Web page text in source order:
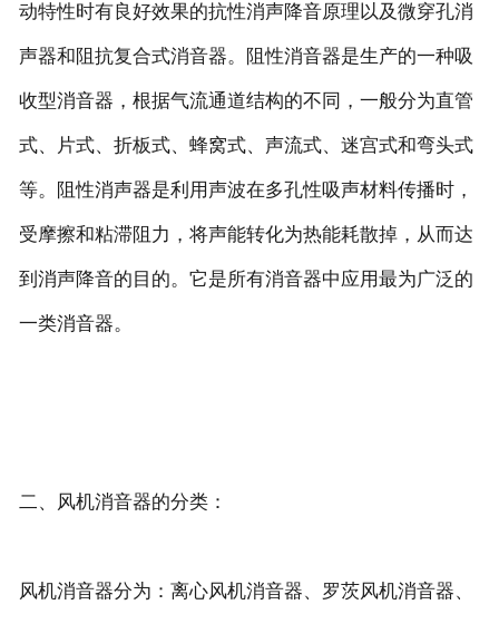
动特性时有良好效果的抗性消声降音原理以及微穿孔消
声器和阻抗复合式消音器。阻性消音器是生产的一种吸
收型消音器，根据气流通道结构的不同，一般分为直管
式、片式、折板式、蜂窝式、声流式、迷宫式和弯头式
等。阻性消声器是利用声波在多孔性吸声材料传播时，
受摩擦和粘滞阻力，将声能转化为热能耗散掉，从而达
到消声降音的目的。它是所有消音器中应用最为广泛的
一类消音器。
二、风机消音器的分类：
风机消音器分为：离心风机消音器、罗茨风机消音器、